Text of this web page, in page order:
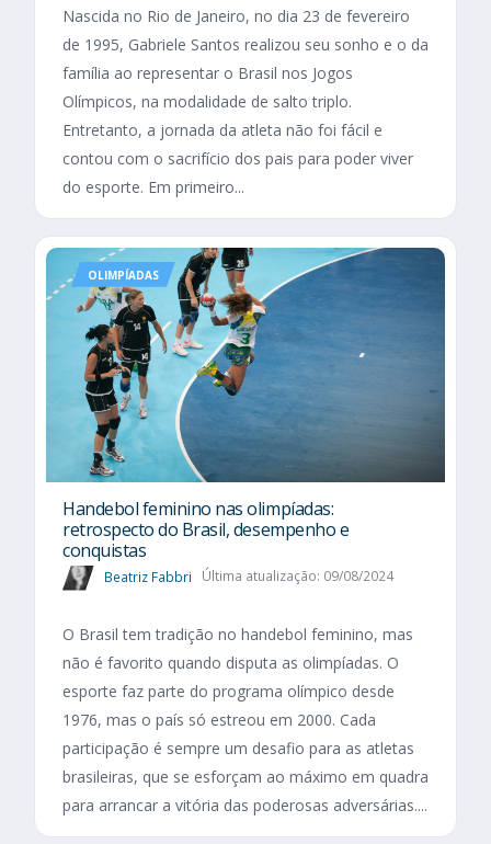
Nascida no Rio de Janeiro, no dia 23 de fevereiro
de 1995, Gabriele Santos realizou seu sonho e o da
família ao representar o Brasil nos Jogos
Olímpicos, na modalidade de salto triplo.
Entretanto, a jornada da atleta não foi fácil e
contou com o sacrifício dos pais para poder viver
do esporte. Em primeiro...
OLIMPÍADAS
Handebol feminino nas olimpíadas:
retrospecto do Brasil, desempenho e
conquistas
Beatriz Fabbri Última atualização: 09/08/2024
O Brasil tem tradição no handebol feminino, mas
não é favorito quando disputa as olimpíadas. O
esporte faz parte do programa olímpico desde
1976, mas o país só estreou em 2000. Cada
participação é sempre um desafio para as atletas
brasileiras, que se esforçam ao máximo em quadra
para arrancar a vitória das poderosas adversárias....